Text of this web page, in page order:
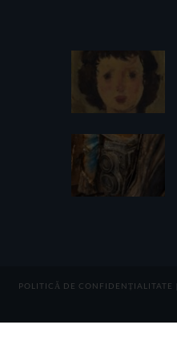
POLITICĂ DE CONFIDENȚIALITATE